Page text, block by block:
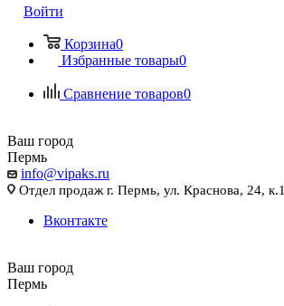
Войти
Корзина0
Избранные товары0
Сравнение товаров0
Ваш город
Пермь
info@vipaks.ru
Отдел продаж г. Пермь, ул. Краснова, 24, к.1
Вконтакте
Ваш город
Пермь